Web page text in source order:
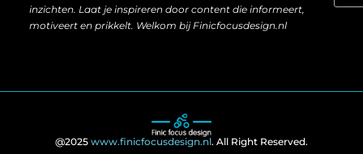
inzichten. Laat je inspireren door content die informeert,
motiveert en prikkelt. Welkom bij Finicfocusdesign.nl
@2025 www.finicfocusdesign.nl. All Right Reserved.